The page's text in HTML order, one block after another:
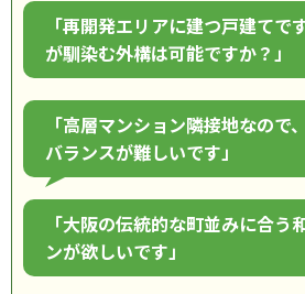
「再開発エリアに建つ戸建てで
が馴染む外構は可能ですか？」
「高層マンション隣接地なので
バランスが難しいです」
「大阪の伝統的な町並みに合う
ンが欲しいです」